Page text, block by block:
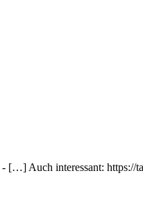
- […] Auch interessant: https://